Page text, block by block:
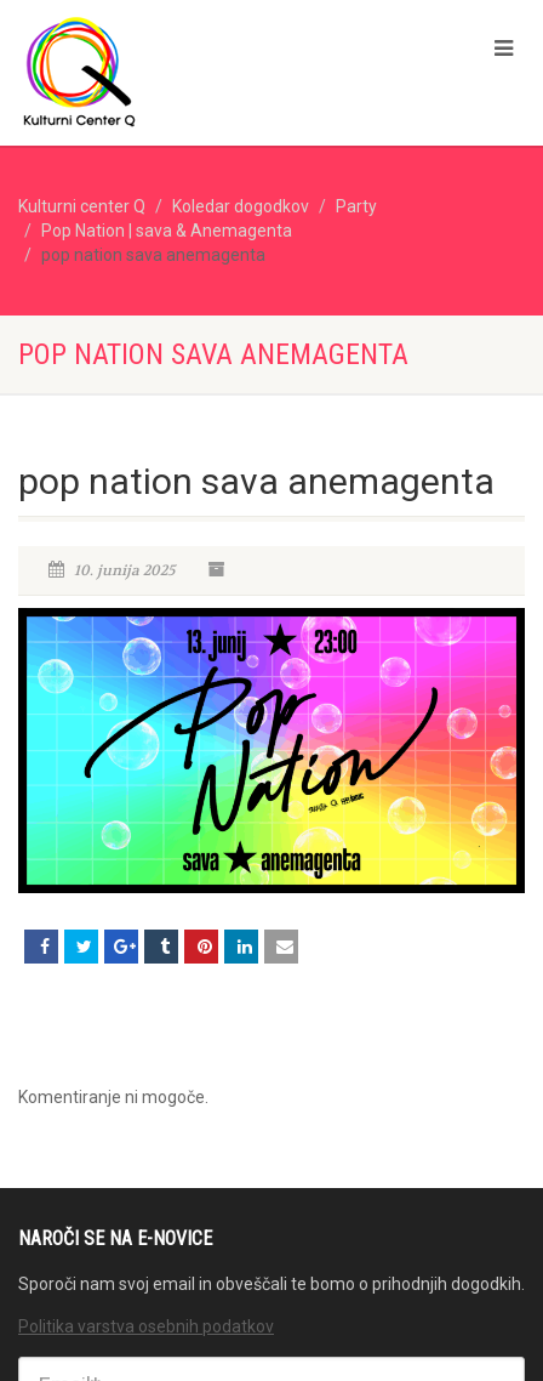
Kulturni center Q Koledar dogodkov
Party
Pop Nation | sava & Anemagenta
pop nation sava anemagenta
POP NATION SAVA ANEMAGENTA
pop nation sava anemagenta
10. junija 2025
Komentiranje ni mogoče.
NAROČI SE NA E-NOVICE
Sporoči nam svoj email in obveščali te bomo o prihodnjih dogodkih.
Politika varstva osebnih podatkov